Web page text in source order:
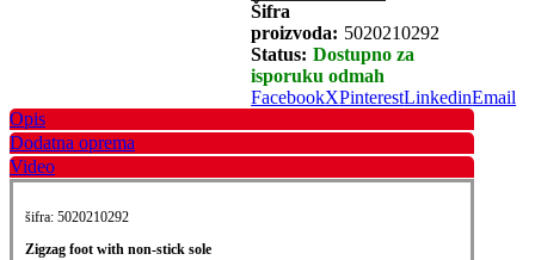
Šifra
proizvoda: 5020210292
Status: Dostupno za
isporuku odmah
FacebookXPinterestLinkedinEmail
Opis
Dodatna oprema
Video
šifra: 5020210292
Zigzag foot with non-stick sole